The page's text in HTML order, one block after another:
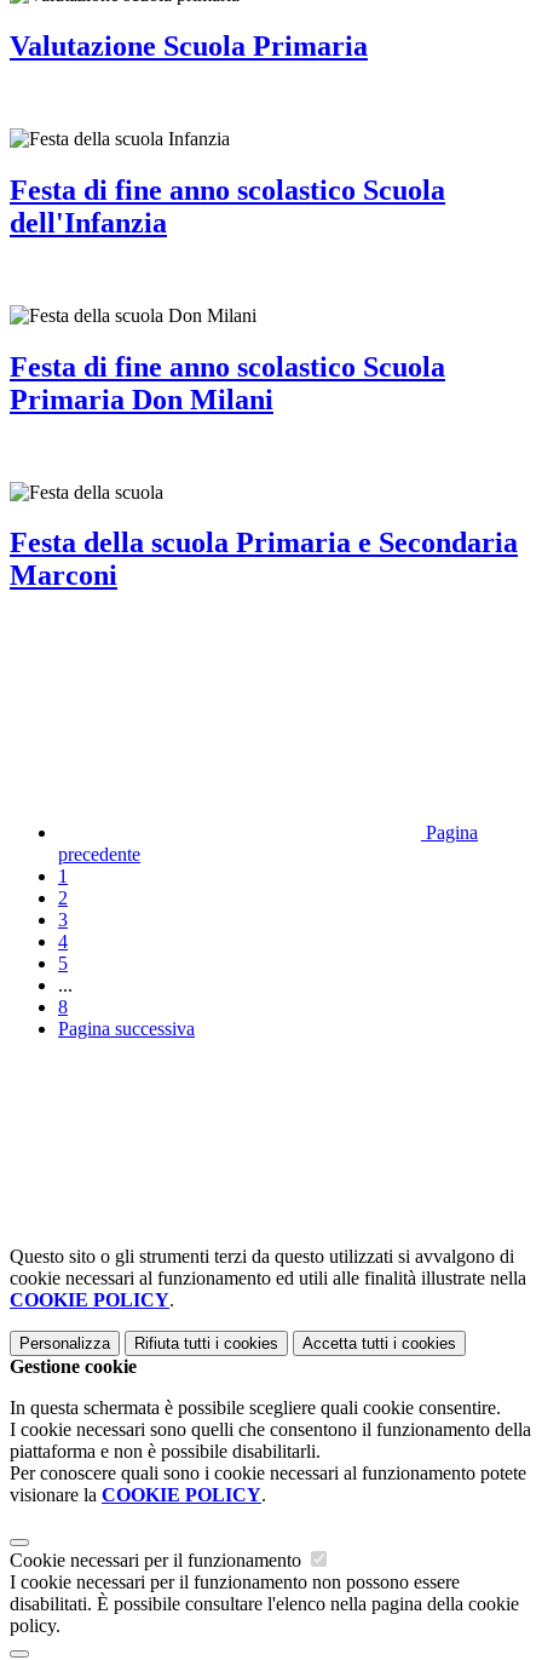
Valutazione Scuola Primaria
Festa di fine anno scolastico Scuola
dell'Infanzia
Festa di fine anno scolastico Scuola
Primaria Don Milani
Festa della scuola Primaria e Secondaria
Marconi
Pagina
precedente
1
2
3
4
5
...
8
Pagina successiva
Questo sito o gli strumenti terzi da questo utilizzati si avvalgono di
cookie necessari al funzionamento ed utili alle finalità illustrate nella
COOKIE POLICY.
Personalizza Rifiuta tutti i cookies Accetta tutti i cookies
Gestione cookie
In questa schermata è possibile scegliere quali cookie consentire.
I cookie necessari sono quelli che consentono il funzionamento della
piattaforma e non è possibile disabilitarli.
Per conoscere quali sono i cookie necessari al funzionamento potete
visionare la COOKIE POLICY.
Cookie necessari per il funzionamento
I cookie necessari per il funzionamento non possono essere
disabilitati. È possibile consultare l'elenco nella pagina della cookie
policy.